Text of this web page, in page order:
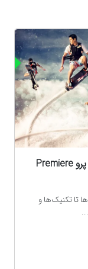
مینی‌دوره رایگان 300 دقیقه آموزش پریمیر پرو Premiere
تا تکنیک‌ها و